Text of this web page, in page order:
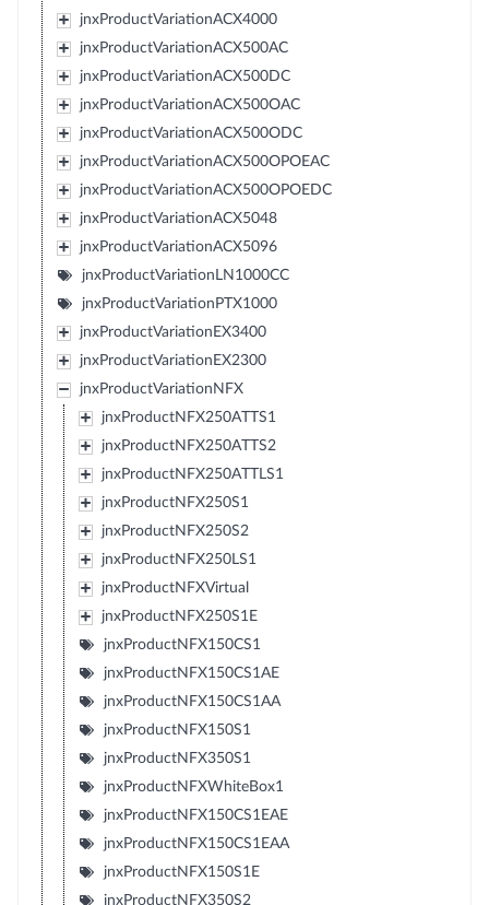
jnxProductVariationACX4000
jnxProductVariationACX500AC
jnxProductVariationACX500DC
jnxProductVariationACX500OAC
jnxProductVariationACX500ODC
jnxProductVariationACX500OPOEAC
jnxProductVariationACX500OPOEDC
jnxProductVariationACX5048
jnxProductVariationACX5096
jnxProductVariationLN1000CC
jnxProductVariationPTX1000
jnxProductVariationEX3400
jnxProductVariationEX2300
jnxProductVariationNFX
jnxProductNFX250ATTS1
jnxProductNFX250ATTS2
jnxProductNFX250ATTLS1
jnxProductNFX250S1
jnxProductNFX250S2
jnxProductNFX250LS1
jnxProductNFXVirtual
jnxProductNFX250S1E
jnxProductNFX150CS1
jnxProductNFX150CS1AE
jnxProductNFX150CS1AA
jnxProductNFX150S1
jnxProductNFX350S1
jnxProductNFXWhiteBox1
jnxProductNFX150CS1EAE
jnxProductNFX150CS1EAA
jnxProductNFX150S1E
jnxProductNFX350S2